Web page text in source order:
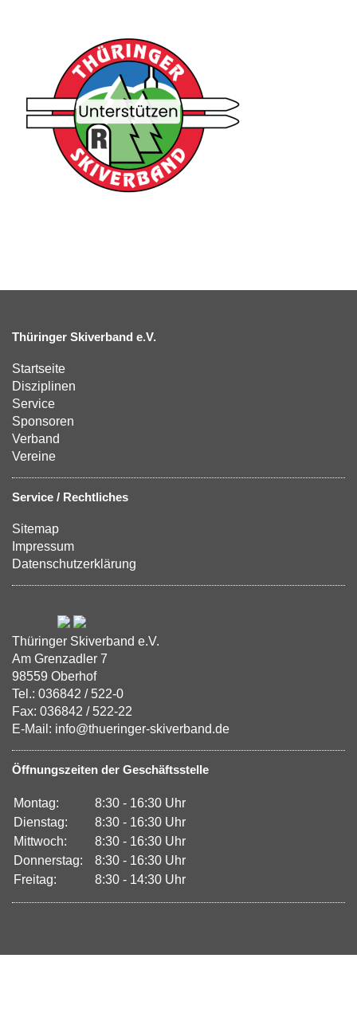
Thüringer Skiverband e.V.
Startseite
Disziplinen
Service
Sponsoren
Verband
Vereine
Service / Rechtliches
Sitemap
Impressum
Datenschutzerklärung
Thüringer Skiverband e.V.
Am Grenzadler 7
98559 Oberhof
Tel.: 036842 / 522-0
Fax: 036842 / 522-22
E-Mail: info@thueringer-skiverband.de
Öffnungszeiten der Geschäftsstelle
Montag:
8:30 - 16:30 Uhr
Dienstag:
8:30 - 16:30 Uhr
Mittwoch:
8:30 - 16:30 Uhr
Donnerstag:
8:30 - 16:30 Uhr
Freitag:
8:30 - 14:30 Uhr